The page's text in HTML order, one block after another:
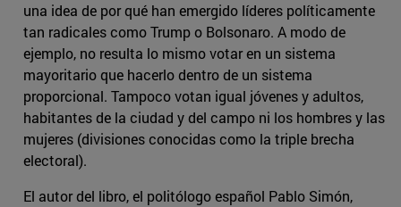
una idea de por qué han emergido líderes políticamente
tan radicales como Trump o Bolsonaro. A modo de
ejemplo, no resulta lo mismo votar en un sistema
mayoritario que hacerlo dentro de un sistema
proporcional. Tampoco votan igual jóvenes y adultos,
habitantes de la ciudad y del campo ni los hombres y las
mujeres (divisiones conocidas como la triple brecha
electoral).
El autor del libro, el politólogo español Pablo Simón,